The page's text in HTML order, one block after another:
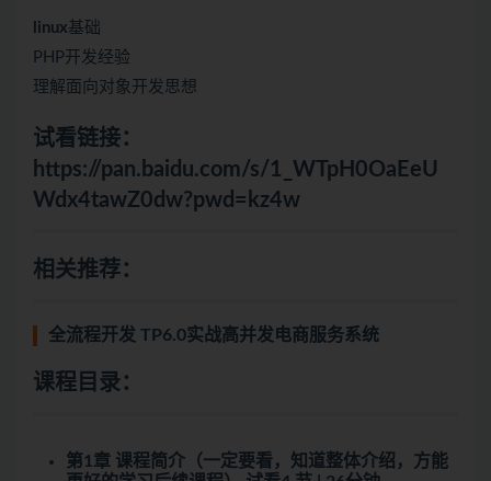
linux基础
PHP开发经验
理解面向对象开发思想
试看链接：
https://pan.baidu.com/s/1_WTpH0OaEeU
Wdx4tawZ0dw?pwd=kz4w
相关推荐：
全流程开发 TP6.0实战高并发电商服务系统
课程目录：
第1章 课程简介（一定要看，知道整体介绍，方能